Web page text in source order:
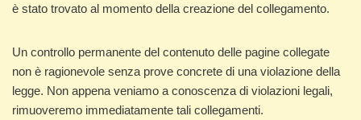
è stato trovato al momento della creazione del collegamento.
Un controllo permanente del contenuto delle pagine collegate
non è ragionevole senza prove concrete di una violazione della
legge. Non appena veniamo a conoscenza di violazioni legali,
rimuoveremo immediatamente tali collegamenti.